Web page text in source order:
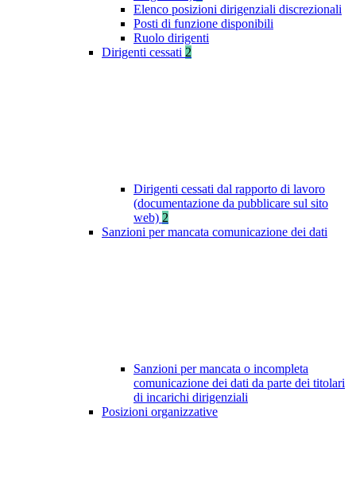
Elenco posizioni dirigenziali discrezionali
Posti di funzione disponibili
Ruolo dirigenti
Dirigenti cessati 2
Dirigenti cessati dal rapporto di lavoro
(documentazione da pubblicare sul sito
web) 2
Sanzioni per mancata comunicazione dei dati
Sanzioni per mancata o incompleta
comunicazione dei dati da parte dei titolari
di incarichi dirigenziali
Posizioni organizzative